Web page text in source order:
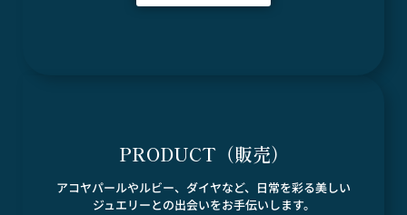
PRODUCT（販売）
アコヤパールやルビー、ダイヤなど、日常を彩る美しい
ジュエリーとの出会いをお手伝いします。